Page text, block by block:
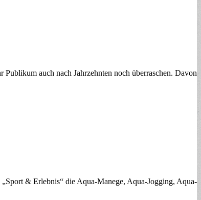
auch nach Jahrzehnten noch überraschen. Davon
& Erlebnis“ die Aqua-Manege, Aqua-Jogging, Aqua-